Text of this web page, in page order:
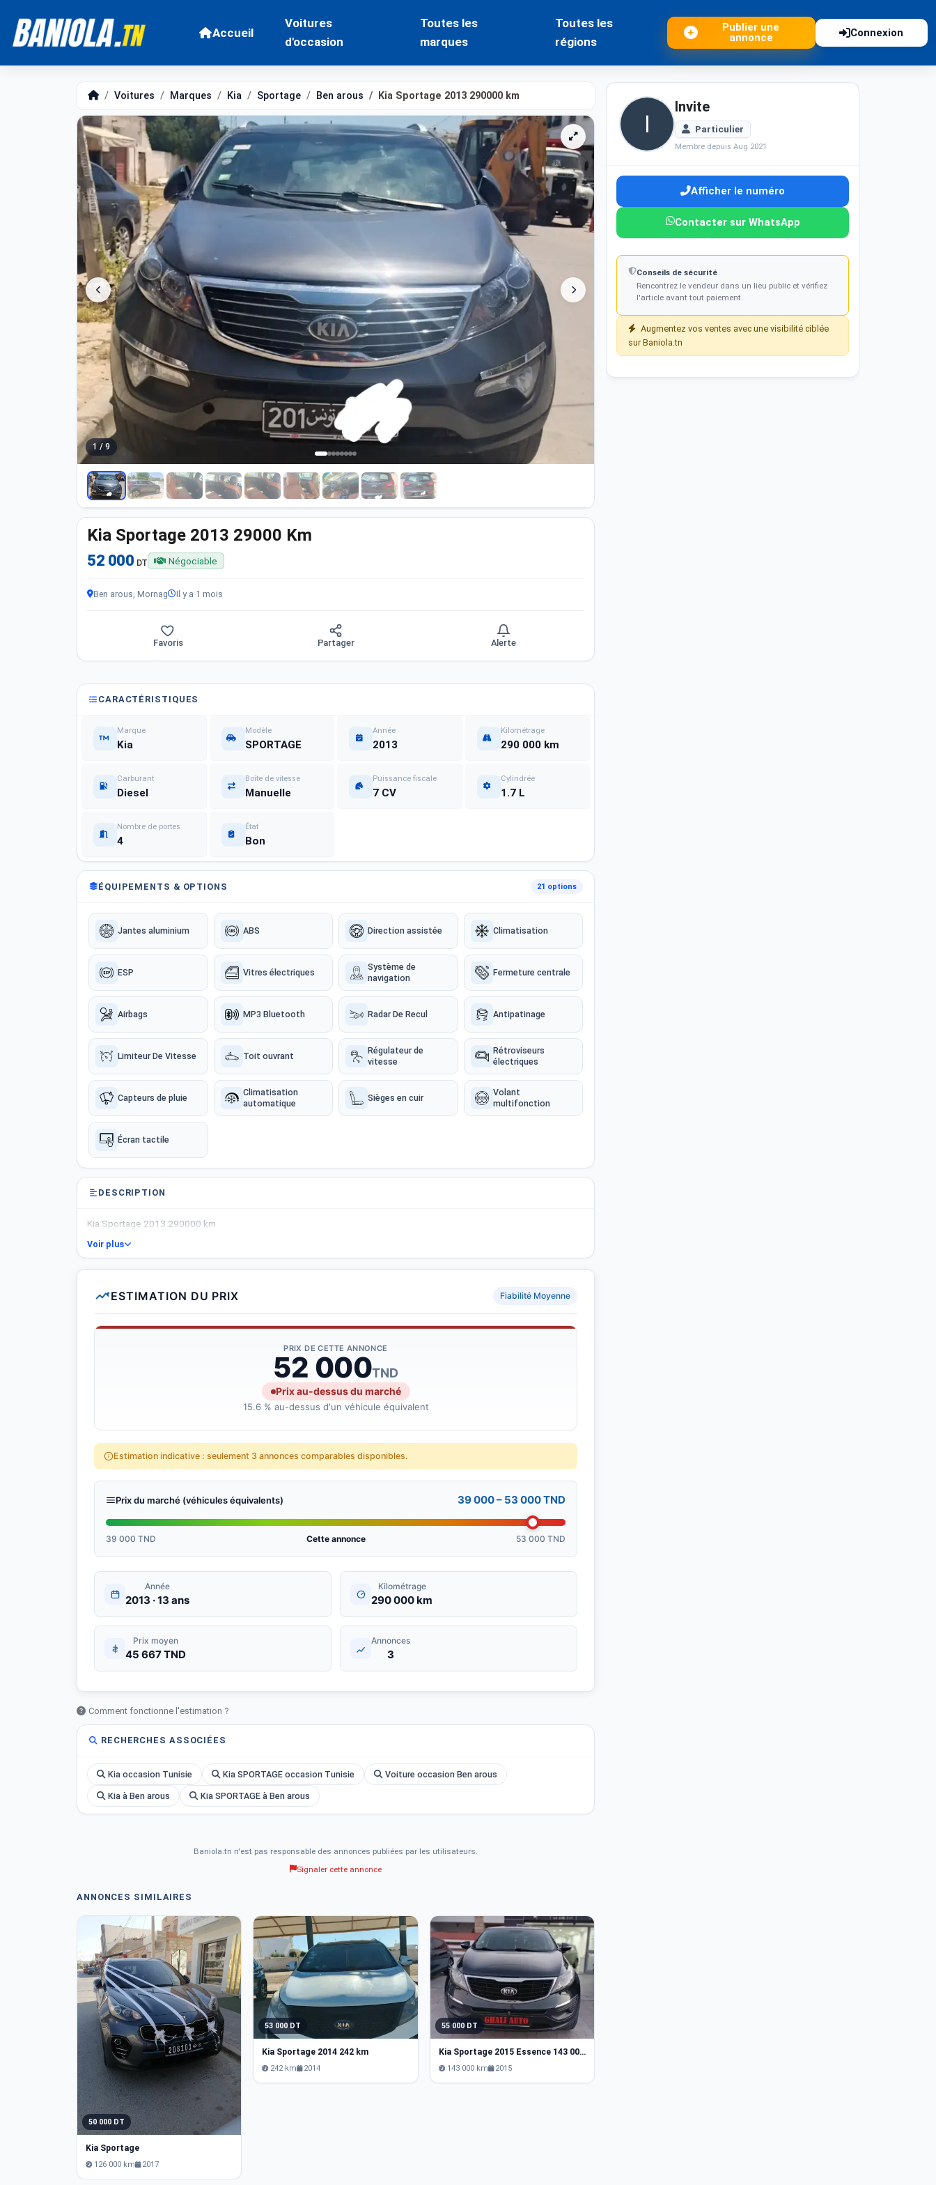
Accueil
Voitures
d'occasion
Toutes les
marques
Toutes les
régions
Publier une
annonce
Connexion
Voitures Marques Kia Sportage Ben arous Kia Sportage 2013 290000 km
1 / 9
Kia Sportage 2013 29000 Km
52 000 DT Négociable
Ben arous, Mornag Il y a 1 mois
Favoris Partager Alerte
CARACTÉRISTIQUES
Marque
Kia
Modèle
SPORTAGE
Année
2013
Kilométrage
290 000 km
Carburant
Diesel
Boîte de vitesse
Manuelle
Puissance fiscale
7 CV
Cylindrée
1.7 L
Nombre de portes
4
État
Bon
ÉQUIPEMENTS & OPTIONS 21 options
Jantes aluminium ABS Direction assistée Climatisation
ESP Vitres électriques
Système de
navigation
Fermeture centrale
Airbags MP3 Bluetooth Radar De Recul Antipatinage
Limiteur De Vitesse Toit ouvrant
Régulateur de
vitesse
Rétroviseurs
électriques
Capteurs de pluie
Climatisation
automatique
Sièges en cuir
Volant
multifonction
Écran tactile
DESCRIPTION
Kia Sportage 2013 290000 km
Voir plus
ESTIMATION DU PRIX Fiabilité Moyenne
PRIX DE CETTE ANNONCE
52 000TND
Prix au-dessus du marché
15.6 % au-dessus d'un véhicule équivalent
Estimation indicative : seulement 3 annonces comparables disponibles.
Prix du marché (véhicules équivalents) 39 000 – 53 000 TND
39 000 TND Cette annonce 53 000 TND
Année
2013 · 13 ans
Kilométrage
290 000 km
Prix moyen
45 667 TND
Annonces
3
Comment fonctionne l'estimation ?
RECHERCHES ASSOCIÉES
Kia occasion Tunisie Kia SPORTAGE occasion Tunisie Voiture occasion Ben arous
Kia à Ben arous Kia SPORTAGE à Ben arous
Baniola.tn n'est pas responsable des annonces publiées par les utilisateurs.
Signaler cette annonce
ANNONCES SIMILAIRES
50 000 DT
Kia Sportage
126 000 km 2017
53 000 DT
Kia Sportage 2014 242 km
242 km 2014
55 000 DT
Kia Sportage 2015 Essence 143 000 km
143 000 km 2015
Invite
Particulier
Membre depuis Aug 2021
Afficher le numéro
Contacter sur WhatsApp
Conseils de sécurité
Rencontrez le vendeur dans un lieu public et vérifiez
l'article avant tout paiement.
Augmentez vos ventes avec une visibilité ciblée
sur Baniola.tn